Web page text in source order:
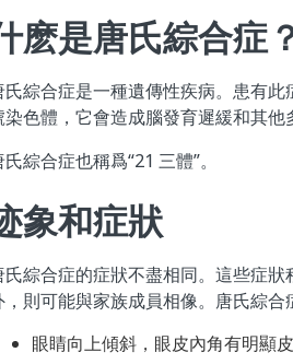
麽是唐氏綜合症
氏綜合症是一種遺傳性疾病。患有
染色體，它會造成腦發育遲緩和其他
氏綜合症也稱爲“21 三體”。
象和症狀
氏綜合症的症狀不盡相同。這些症
，則可能與家族成員相像。唐氏綜合
眼睛向上傾斜，眼皮內角有明顯